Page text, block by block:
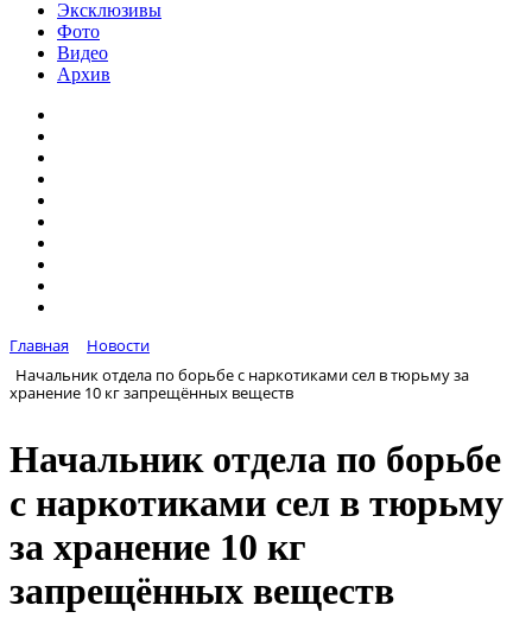
Эксклюзивы
Фото
Видео
Архив
Главная
Новости
Начальник отдела по борьбе с наркотиками сел в тюрьму за
хранение 10 кг запрещённых веществ
Начальник отдела по борьбе
с наркотиками сел в тюрьму
за хранение 10 кг
запрещённых веществ